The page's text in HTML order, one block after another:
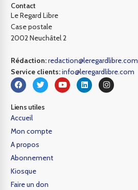
Contact
Le Regard Libre
Case postale
2002 Neuchâtel 2
Rédaction:redaction@leregardlibre.com
Service clients:info@leregardlibre.com
Liens utiles
Accueil
Mon compte
A propos
Abonnement
Kiosque
Faire un don